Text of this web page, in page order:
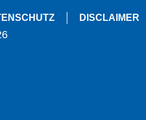
DISCLAIMER